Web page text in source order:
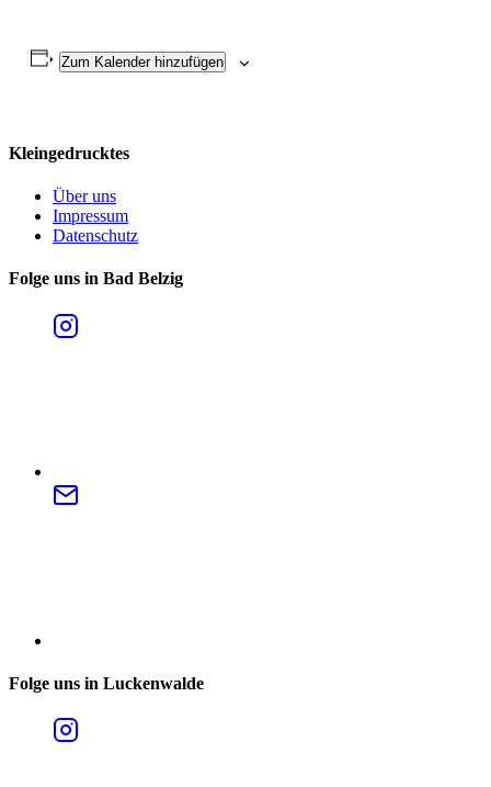
Zum Kalender hinzufügen
Kleingedrucktes
Über uns
Impressum
Datenschutz
Folge uns in Bad Belzig
Folge uns in Luckenwalde